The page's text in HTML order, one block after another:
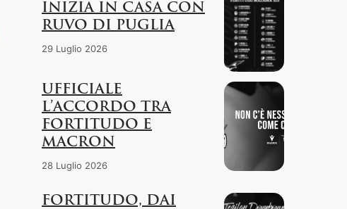
INIZIA IN CASA CON
RUVO DI PUGLIA
29 Luglio 2026
UFFICIALE
L’ACCORDO TRA
FORTITUDO E
MACRON
28 Luglio 2026
FORTITUDO, DAI